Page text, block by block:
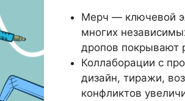
Мерч — ключевой
многих
дропов покрывают
Коллаборации с
дизайн, тиражи,
конфликтов